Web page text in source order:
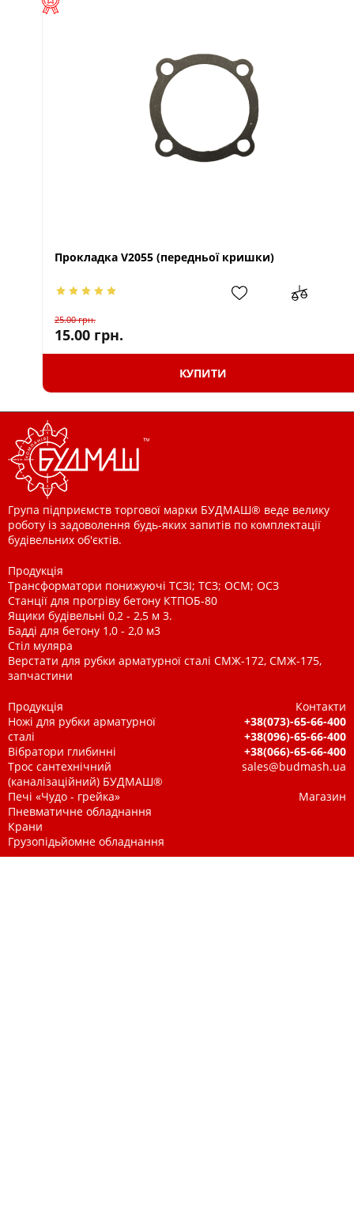
Прокладка V2055 (передньої кришки)
25.00грн.
15.00 грн.
КУПИТИ
Група підприємств торгової марки БУДМАШ® веде велику
роботу із задоволення будь-яких запитів по комплектації
будівельних об'єктів.
Продукція
Трансформатори понижуючі ТСЗІ; ТСЗ; ОСМ; ОСЗ
Станції для прогріву бетону КТПОБ-80
Ящики будівельні 0,2 - 2,5 м 3.
Бадді для бетону 1,0 - 2,0 м3
Стіл муляра
Верстати для рубки арматурної сталі СМЖ-172, СМЖ-175,
запчастини
Продукція
Ножі для рубки арматурної
сталі
Вібратори глибинні
Трос сантехнічний
(каналізаційний) БУДМАШ®
Печі «Чудо - грейка»
Пневматичне обладнання
Крани
Грузопідьйомне обладнання
Контакти
+38(073)-65-66-400
+38(096)-65-66-400
+38(066)-65-66-400
sales@budmash.ua
Магазин